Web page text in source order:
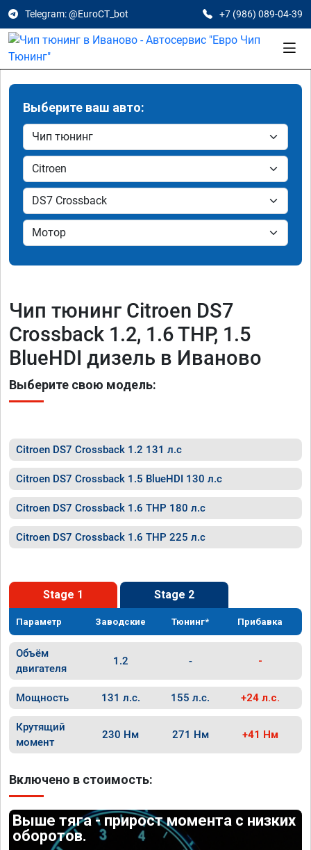
Telegram: @EuroCT_bot +7 (986) 089-04-39
Выберите ваш авто:
Чип тюнинг Citroen DS7
Crossback 1.2, 1.6 THP, 1.5
BlueHDI дизель в Иваново
Выберите свою модель:
Citroen DS7 Crossback 1.2 131 л.с
Citroen DS7 Crossback 1.5 BlueHDI 130 л.с
Citroen DS7 Crossback 1.6 THP 180 л.с
Citroen DS7 Crossback 1.6 THP 225 л.с
Stage 1 Stage 2
Параметр Заводские Тюнинг* Прибавка
Объём
двигателя
1.2 - -
Мощность 131 л.с. 155 л.с. +24 л.с.
Крутящий
момент
230 Нм 271 Нм +41 Нм
Включено в стоимость:
Выше тяга - прирост момента с низких
оборотов.